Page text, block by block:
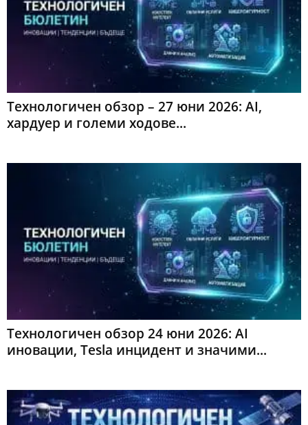
Технологичен обзор – 27 юни 2026: AI,
хардуер и големи ходове...
Технологичен обзор 24 юни 2026: AI
иновации, Tesla инцидент и значими...